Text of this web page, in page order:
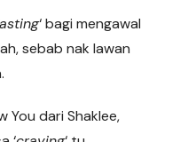
‘ bagi mengawal
sebab nak lawan
You dari Shaklee,